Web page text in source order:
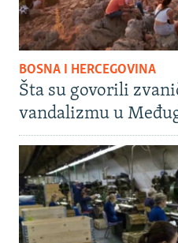
BOSNA I HERCEGOVINA
Šta su govorili
vandalizmu u